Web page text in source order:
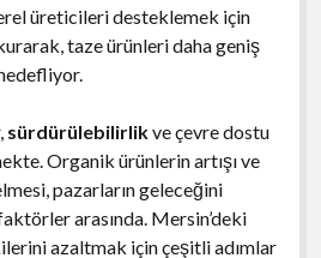
üreticileri desteklemek için
taze ürünleri daha geniş
sürdürülebilirlikve çevre dostu
Organik ürünlerin artışı ve
pazarların geleceğini
arasında. Mersin’deki
azaltmak için çeşitli adımlar